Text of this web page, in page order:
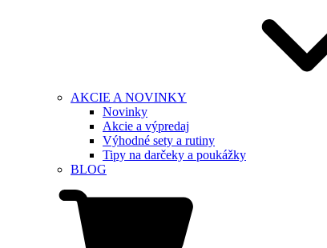
AKCIE A NOVINKY
Novinky
Akcie a výpredaj
Výhodné sety a rutiny
Tipy na darčeky a poukážky
BLOG